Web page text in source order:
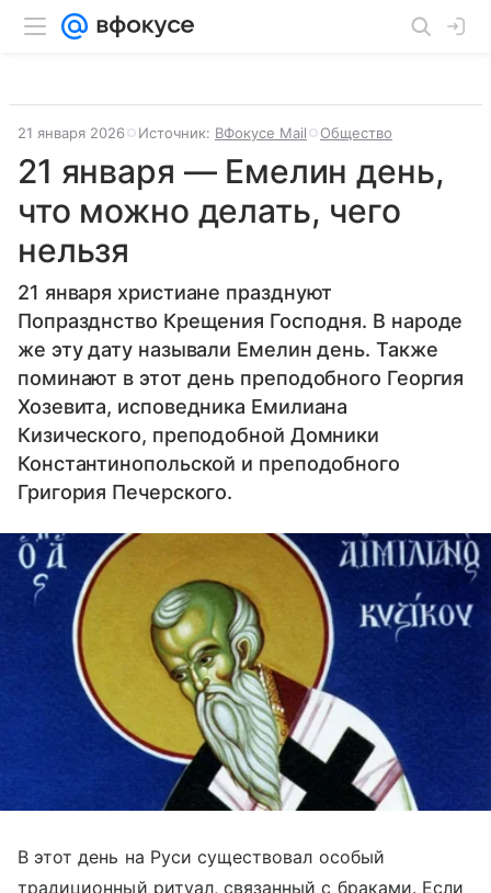
21 января 2026 Источник: ВФокусе Mail Общество
21 января — Емелин день,
что можно делать, чего
нельзя
21 января христиане празднуют
Попразднство Крещения Господня. В народе
же эту дату называли Емелин день. Также
поминают в этот день преподобного Георгия
Хозевита, исповедника Емилиана
Кизического, преподобной Домники
Константинопольской и преподобного
Григория Печерского.
В этот день на Руси существовал особый
традиционный ритуал, связанный с браками. Если